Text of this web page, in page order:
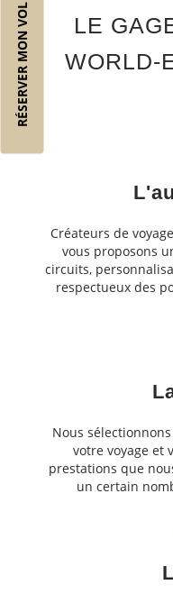
RÉSERVER MON VOL
LE
WORLD-
Créateurs de
vous proposons
circuits,
respectueux des
Nous
votre voyage et
prestations que
un certain